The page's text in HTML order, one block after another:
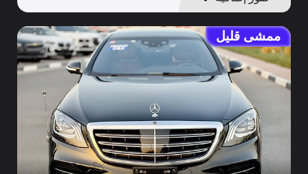
ممشى قليل